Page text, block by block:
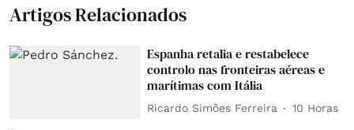
Artigos Relacionados
Espanha retalia e restabelece
controlo nas fronteiras aéreas e
marítimas com Itália
Ricardo Simões Ferreira 10 Horas